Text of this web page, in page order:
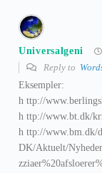
Universalgeni
Reply to
Eksempler:
h ttp://
h ttp://www.bt.dk/
h ttp://www.bm.dk/
DK/Aktuelt/